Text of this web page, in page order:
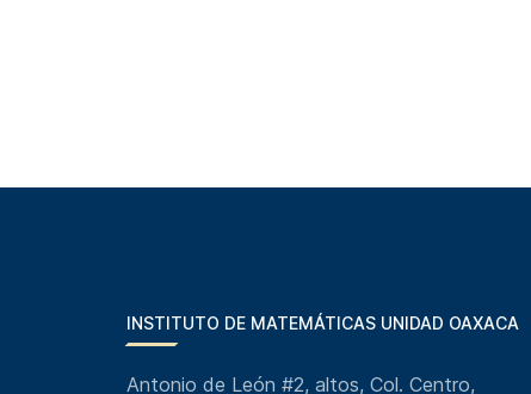
INSTITUTO DE MATEMÁTICAS UNIDAD OAXACA
Antonio de León #2, altos, Col. Centro,